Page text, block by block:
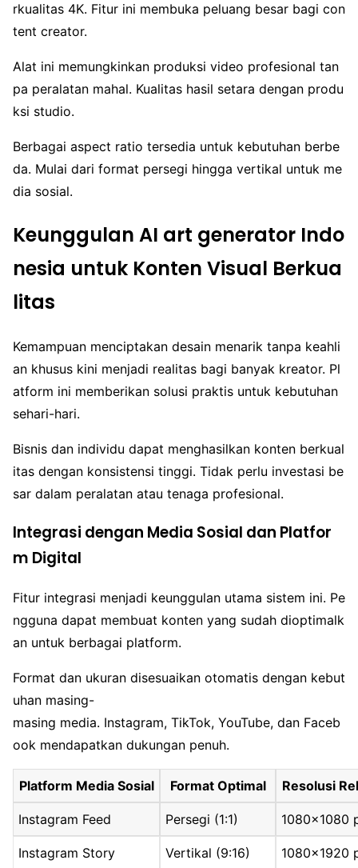
rkualitas 4K. Fitur ini membuka peluang besar bagi con
tent creator.
Alat ini memungkinkan produksi video profesional tan
pa peralatan mahal. Kualitas hasil setara dengan produ
ksi studio.
Berbagai aspect ratio tersedia untuk kebutuhan berbe
da. Mulai dari format persegi hingga vertikal untuk me
dia sosial.
Keunggulan AI art generator Indo
nesia untuk Konten Visual Berkua
litas
Kemampuan menciptakan desain menarik tanpa keahli
an khusus kini menjadi realitas bagi banyak kreator. Pl
atform ini memberikan solusi praktis untuk kebutuhan
sehari-hari.
Bisnis dan individu dapat menghasilkan konten berkual
itas dengan konsistensi tinggi. Tidak perlu investasi be
sar dalam peralatan atau tenaga profesional.
Integrasi dengan Media Sosial dan Platfor
m Digital
Fitur integrasi menjadi keunggulan utama sistem ini. Pe
ngguna dapat membuat konten yang sudah dioptimalk
an untuk berbagai platform.
Format dan ukuran disesuaikan otomatis dengan kebut
uhan masing-
masing media. Instagram, TikTok, YouTube, dan Faceb
ook mendapatkan dukungan penuh.
Platform Media Sosial Format Optimal Resolusi
Instagram Feed Persegi (1:1) 1080×1080
Instagram Story Vertikal (9:16) 1080×1920